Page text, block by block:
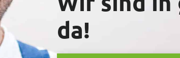
da!